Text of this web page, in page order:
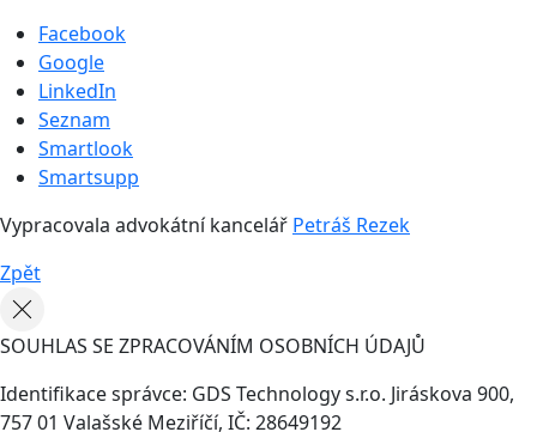
Facebook
Google
LinkedIn
Seznam
Smartlook
Smartsupp
Vypracovala advokátní kancelář Petráš Rezek
Zpět
SOUHLAS SE ZPRACOVÁNÍM OSOBNÍCH ÚDAJŮ
Identifikace správce: GDS Technology s.r.o. Jiráskova 900,
757 01 Valašské Meziříčí, IČ: 28649192